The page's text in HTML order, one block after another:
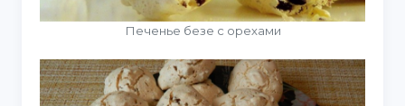
Печенье безе с орехами